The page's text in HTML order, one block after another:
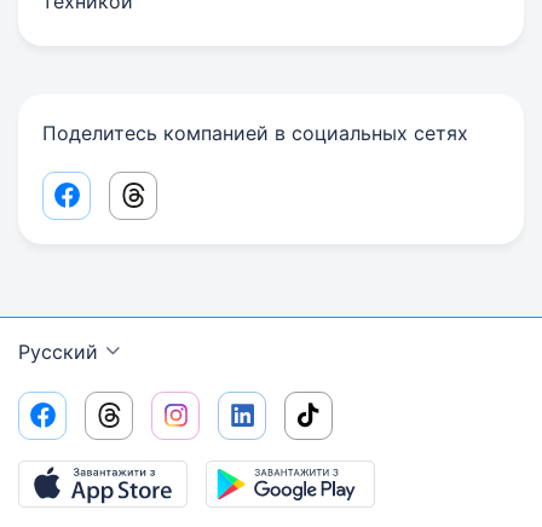
Поделитесь компанией в социальных сетях
Facebook share link
Threads share link
Русский